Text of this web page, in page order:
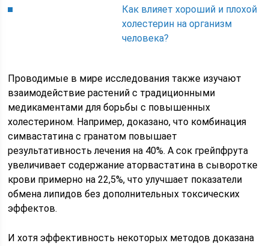
Как влияет хороший и плохой
холестерин на организм
человека?
Проводимые в мире исследования также изучают
взаимодействие растений с традиционными
медикаментами для борьбы с повышенных
холестерином. Например, доказано, что комбинация
симвастатина с гранатом повышает
результативность лечения на 40%. А сок грейпфрута
увеличивает содержание аторвастатина в сыворотке
крови примерно на 22,5%, что улучшает показатели
обмена липидов без дополнительных токсических
эффектов.
И хотя эффективность некоторых методов доказана